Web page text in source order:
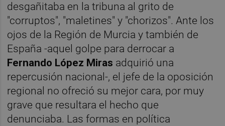
desgañitaba en la tribuna al grito de
"corruptos", "maletines" y "chorizos". Ante los
ojos de la Región de Murcia y también de
España -aquel golpe para derrocar a
Fernando López Miras adquirió una
repercusión nacional-, el jefe de la oposición
regional no ofreció su mejor cara, por muy
grave que resultara el hecho que
denunciaba. Las formas en política